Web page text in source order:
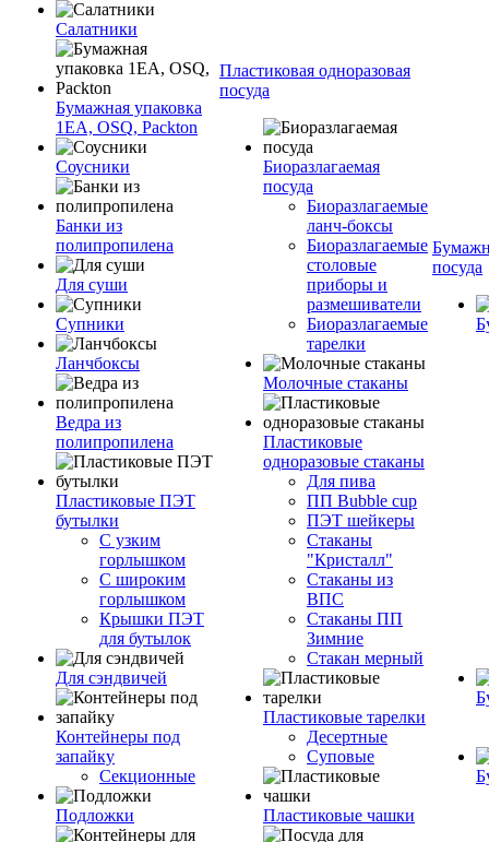
Салатники
Бумажная упаковка
1ЕА, OSQ, Packton
Соусники
Банки из
полипропилена
Для суши
Супники
Ланчбоксы
Ведра из
полипропилена
Пластиковые ПЭТ
бутылки
С узким
горлышком
С широким
горлышком
Крышки ПЭТ
для бутылок
Для сэндвичей
Контейнеры под
запайку
Секционные
Подложки
Пластиковая одноразовая
посуда
Биоразлагаемая
посуда
Биоразлагаемые
ланч-боксы
Биоразлагаемые
столовые
приборы и
размешиватели
Биоразлагаемые
тарелки
Молочные стаканы
Пластиковые
одноразовые стаканы
Для пива
ПП Bubble cup
ПЭТ шейкеры
Стаканы
"Кристалл"
Стаканы из
ВПС
Стаканы ПП
Зимние
Стакан мерный
Пластиковые тарелки
Десертные
Суповые
Пластиковые чашки
посуда